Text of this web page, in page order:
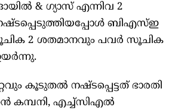
& ഗ്യാസ് എന്നിവ 2
ബിഎസ്ഇ
2 ശതമാനവും പവര്‍ സൂചിക
കൂടുതല്‍ നഷ്ടപ്പെട്ടത് ഭാരതി
കമ്പനി, എച്ച്സിഎല്‍